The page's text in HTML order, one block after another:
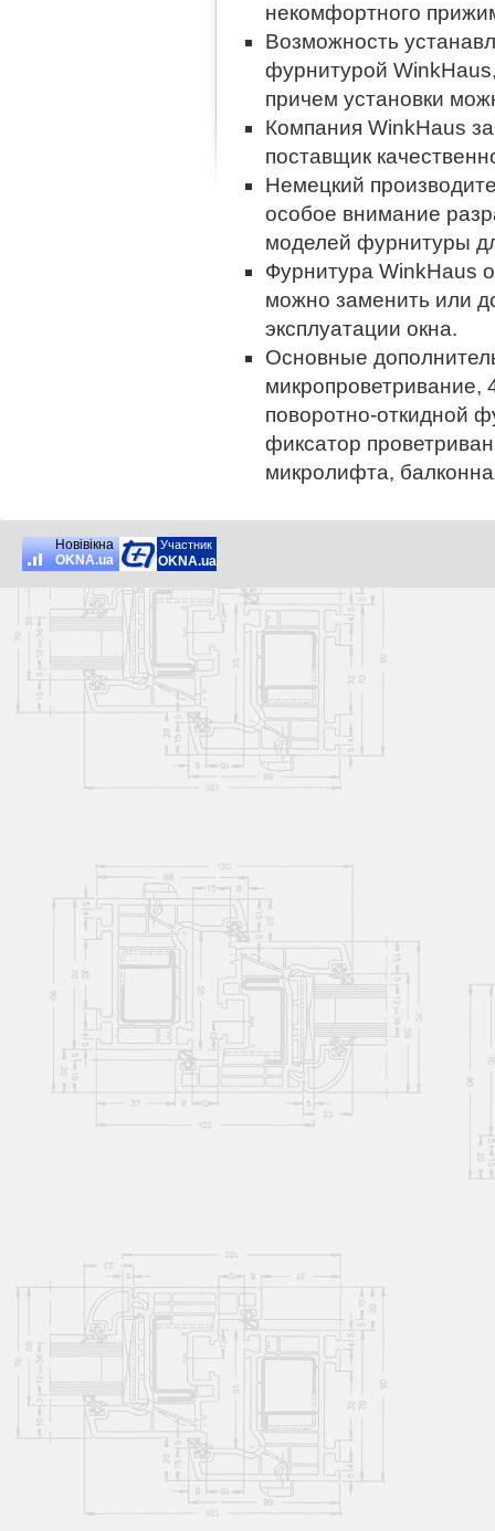
некомфортного
Возможность
фурнитурой
причем установки
Компания WinkHaus
поставщик
Немецкий
особое внимание
моделей фурнитуры
Фурнитура WinkHaus
можно заменить или
эксплуатации окна.
Основные
микропроветривание,
поворотно-откидной
фиксатор
микролифта,
Новiвiкна
OKNA.ua
Участник
OKNA.ua